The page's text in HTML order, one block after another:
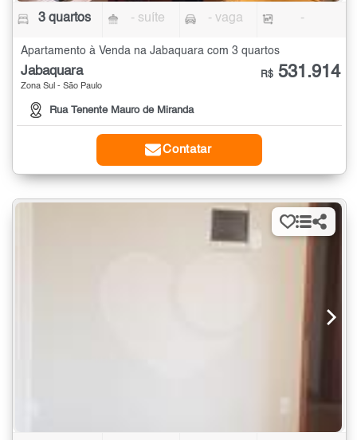
3 quartos - suíte - vaga -
Apartamento à Venda na Jabaquara com 3 quartos
Jabaquara
Zona Sul - São Paulo
Rua Tenente Mauro de Miranda
R$ 531.914
Contatar